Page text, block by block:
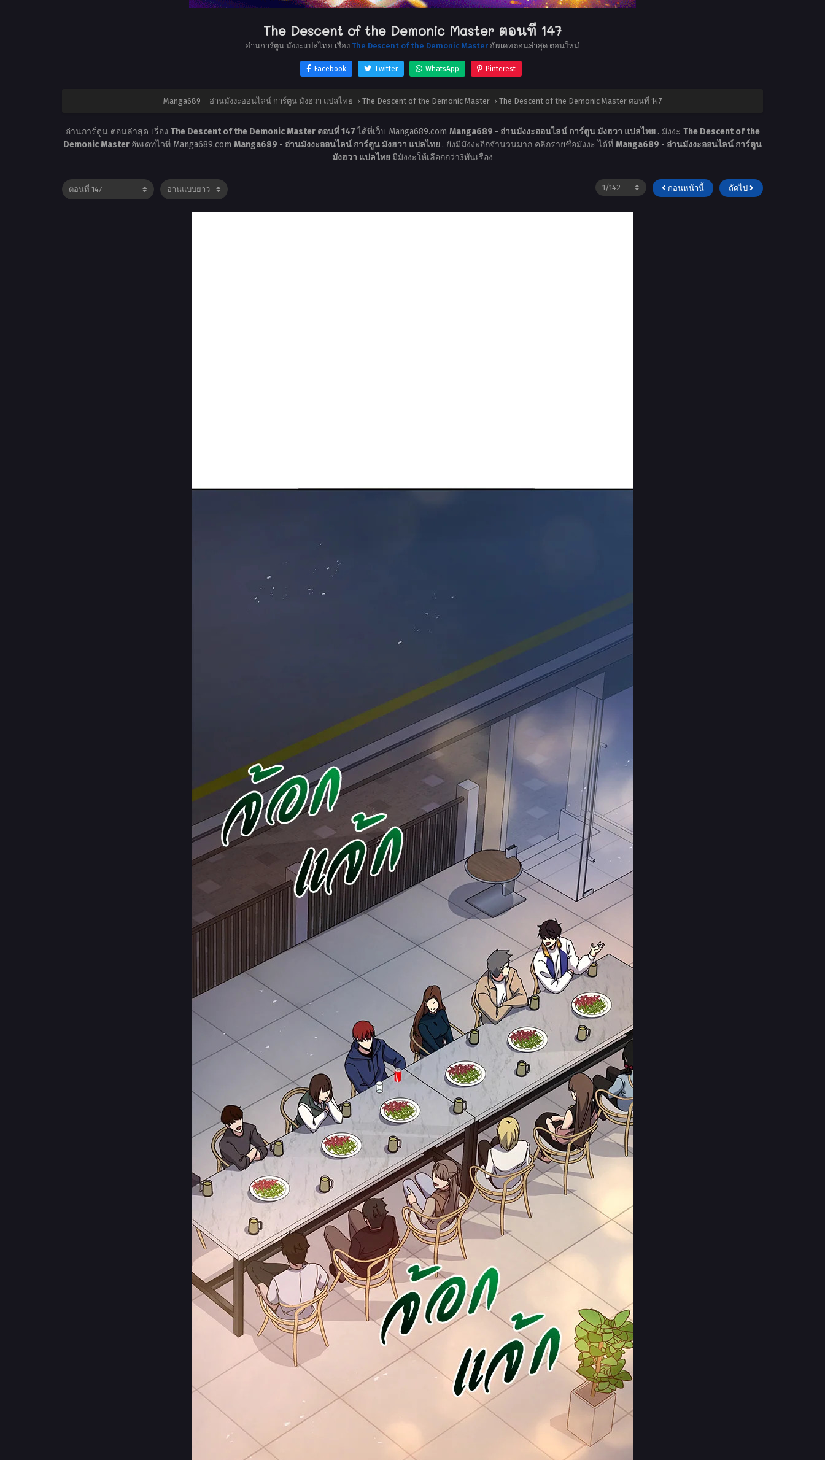
The Descent of the Demonic Master ตอนที่ 147
อ่านการ์ตูน มังงะแปลไทย เรื่อง The Descent of the Demonic Master อัพเดทตอนล่าสุด ตอนใหม่
Facebook Twitter WhatsApp Pinterest
Manga689 – อ่านมังงะออนไลน์ การ์ตูน มังฮวา แปลไทย › The Descent of the Demonic Master › The Descent of the Demonic Master ตอนที่ 147
อ่านการ์ตูน ตอนล่าสุด เรื่อง The Descent of the Demonic Master ตอนที่ 147ได้ที่เว็บ Manga689.com Manga689 - อ่านมังงะออนไลน์ การ์ตูน มังฮวา แปลไทย . มังงะ The Descent of the
Demonic Master อัพเดทไวที่ Manga689.com Manga689 - อ่านมังงะออนไลน์ การ์ตูน มังฮวา แปลไทย . ยังมีมังงะอีกจำนวนมาก คลิกรายชื่อมังงะ ได้ที่ Manga689 - อ่านมังงะออนไลน์ การ์ตูน
มังฮวา แปลไทย มีมังงะให้เลือกกว่า3พันเรื่อง
ก่อนหน้านี้ ถัดไป